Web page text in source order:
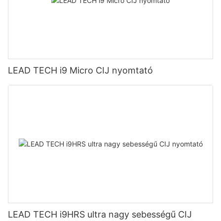
LEAD TECH i9 Micro CIJ nyomtató
LEAD TECH i9HRS ultra nagy sebességű CIJ